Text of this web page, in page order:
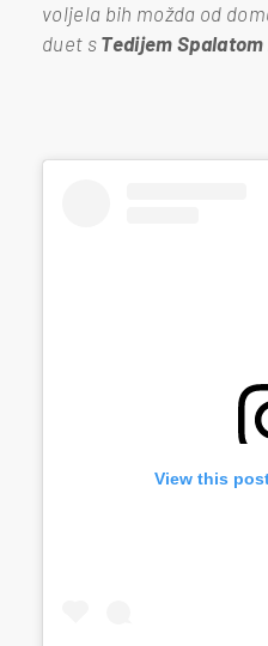
voljela bih možda od
duet s Tedijem Spalatom
View this